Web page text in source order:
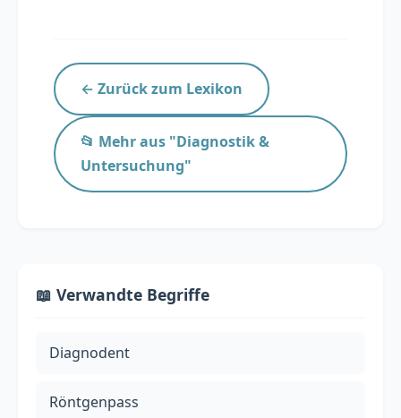
Blog ← Zurück zum Lexikon
📂 Mehr aus "Diagnostik &
Untersuchung"
📖 Verwandte Begriffe
Diagnodent
Röntgenpass